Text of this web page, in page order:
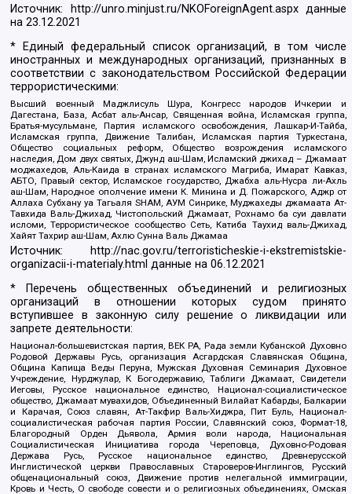
Источник: http://unro.minjust.ru/NKOForeignAgent.aspxданные
на23.12.2021
* Единый федеральный список организаций, в том числе
иностранных и международных организаций, признанных в
соответствии с законодательством Российской Федерации
террористическими:
Высший военный Маджлисуль Шура, Конгресс народов Ичкерии и
Дагестана, База, Асбат аль-Ансар, Священная война, Исламская группа,
Братья-мусульмане, Партия исламского освобождения, Лашкар-И-Тайба,
Исламская группа, Движение Талибан, Исламская партия Туркестана,
Общество социальных реформ, Общество возрождения исламского
наследия, Дом двух святых, Джунд аш-Шам, Исламский джихад – Джамаат
моджахедов, Аль-Каида в странах исламского Магриба, Имарат Кавказ,
АБТО, Правый сектор, Исламское государство, Джабха аль-Нусра ли-Ахль
аш-Шам, Народное ополчение имени К. Минина и Д. Пожарского, Аджр от
Аллаха Субхану уа Тагьаля SHAM, АУМ Синрике, Муджахеды джамаата Ат-
Тавхида Валь-Джихад, Чистопольский Джамаат, Рохнамо ба суи давлати
исломи, Террористическое сообщество Сеть, Катиба Таухид валь-Джихад,
Хайят Тахрир аш-Шам, Ахлю Сунна Валь Джамаа
Источник:
http://nac.gov.ru/terroristicheskie-i-ekstremistskie-
organizacii-i-materialy.html данные на06.12.2021
* Перечень общественных объединений и религиозных
организаций в отношении которых судом принято
вступившее в законную силу решение о ликвидации или
запрете деятельности:
Национал-большевистская партия, ВЕК РА, Рада земли Кубанской Духовно
Родовой Державы Русь, организация Асгардская Славянская Община,
Община Капища Веды Перуна, Мужская Духовная Семинария Духовное
Учреждение, Нурджулар, К Богодержавию, Таблиги Джамаат, Свидетели
Иеговы, Русское национальное единство, Национал-социалистическое
общество, Джамаат мувахидов, Объединенный Вилайат Кабарды, Балкарии
и Карачая, Союз славян, Ат-Такфир Валь-Хиджра, Пит Буль, Национал-
социалистическая рабочая партия России, Славянский союз, Формат-18,
Благородный Орден Дьявола, Армия воли народа, Национальная
Социалистическая Инициатива города Череповца, Духовно-Родовая
Держава Русь, Русское национальное единство, Древнерусской
Инглистической церкви Православных Староверов-Инглингов, Русский
общенациональный союз, Движение против нелегальной иммиграции,
Кровь и Честь, О свободе совести и о религиозных объединениях, Омская